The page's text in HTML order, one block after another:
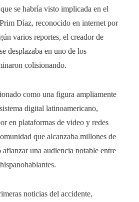
se habría visto implicada en el
Díaz, reconocido en internet por
varios reportes, el creador de
desplazaba en uno de los
colisionando.
como una figura ampliamente
digital latinoamericano,
en plataformas de video y redes
que alcanzaba millones de
una audiencia notable entre
noticias del accidente,